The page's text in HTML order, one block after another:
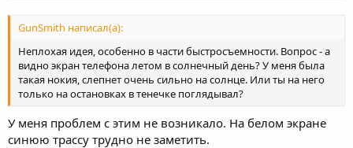
GunSmith написал(а):
Неплохая идея, особенно в части быстросъемности. Вопрос - а
видно экран телефона летом в солнечный день? У меня была
такая нокия, слепнет очень сильно на солнце. Или ты на него
только на остановках в тенечке поглядывал?
У меня проблем с этим не возникало. На белом экране
синюю трассу трудно не заметить.